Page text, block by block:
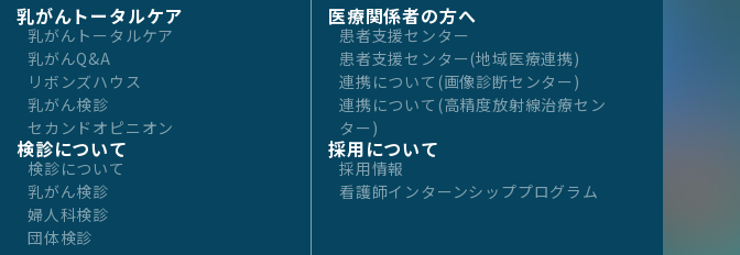
乳がんトータルケア
乳がんトータルケア
乳がんQ&A
リボンズハウス
乳がん検診
セカンドオピニオン
検診について
検診について
乳がん検診
婦人科検診
団体検診
医療関係者の方へ
患者支援センター
患者支援センター(地域医療連携)
連携について(画像診断センター)
連携について(高精度放射線治療セン
ター)
採用について
採用情報
看護師インターンシッププログラム